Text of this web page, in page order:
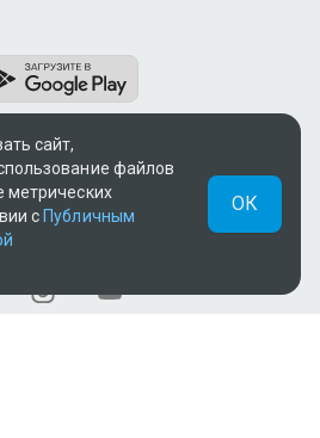
сайт,
файлов
метрических
с Публичным
ОК